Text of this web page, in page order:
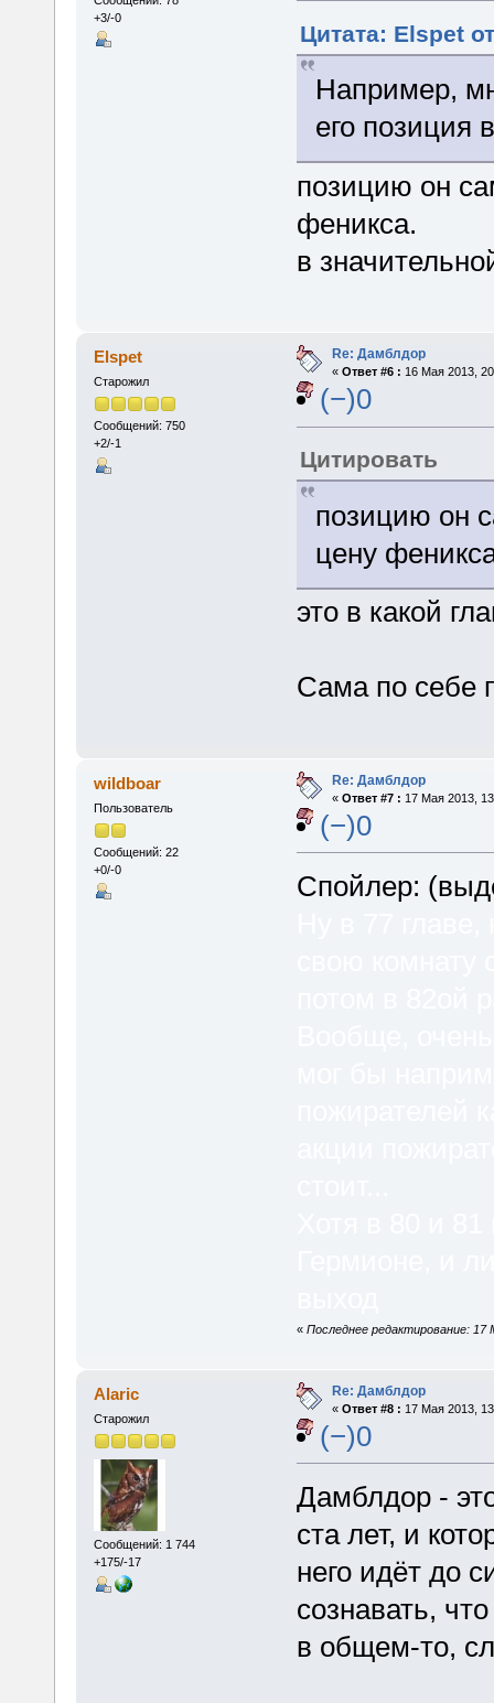
+3/-0
Цитата: Elspet
Например,
его позиция
позицию он
феникса.
в
Elspet
Старожил
Сообщений: 750
+2/-1
Re: Дамблдор
« Ответ #6 : 16 Мая 2013,
(−)0
Цитировать
позицию он
цену
это в какой
Сама по себе
wildboar
Пользователь
Сообщений: 22
+0/-0
Re: Дамблдор
« Ответ #7 : 17 Мая 2013,
(−)0
Спойлер:
« Последнее редактирование: 17
Alaric
Старожил
Сообщений: 1 744
+175/-17
Re: Дамблдор
« Ответ #8 : 17 Мая 2013,
(−)0
Дамблдор -
ста лет, и
него идёт до
сознавать,
в общем-то,